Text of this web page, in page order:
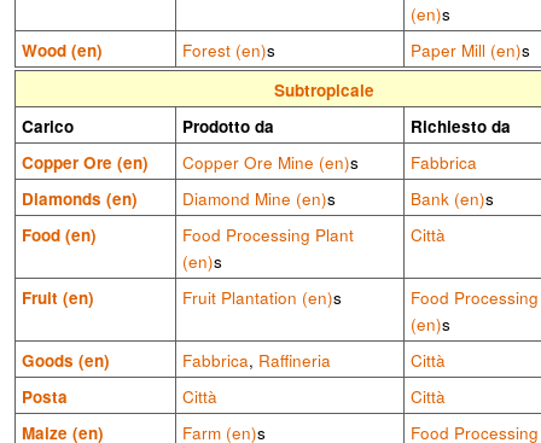
(en)s
Wood (en)
Forest (en)s Paper Mill (en)s
Subtropicale
Carico
Prodotto da
Richiesto da
Copper Ore (en)
Copper Ore Mine (en)s
Fabbrica
Diamonds (en)
Diamond Mine (en)s Bank (en)s
Food (en)
Food Processing Plant
(en)s
Città
Fruit (en) Fruit Plantation (en)s
Food
(en)s
Goods (en)
Fabbrica, Raffineria
Città
Posta
Città
Città
Maize (en)
Farm (en)s
Food